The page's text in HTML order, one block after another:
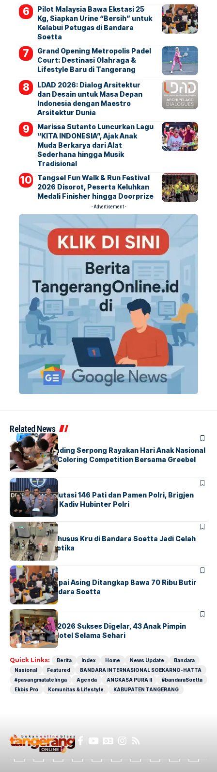
Pilot Malaysia Bawa Ekstasi 25
Kg, Siapkan Urine “Bersih” untuk
Kelabui Petugas di Bandara
Soetta
Grand Opening Metropolis Padel
Court: Destinasi Olahraga &
Lifestyle Baru di Tangerang
LDAD 2026: Dialog Arsitektur
dan Desain untuk Masa Depan
Indonesia dengan Maestro
Arsitektur Dunia
Marissa Sutanto Luncurkan Lagu
“KITA INDONESIA”, Ajak Anak
Muda Berkarya dari Alat
Sederhana hingga Musik
Tradisional
Tangsel Fun Walk & Run Festival
2026 Disorot, Peserta Keluhkan
Medali Finisher hingga Doorprize
- Advertisement -
Related News
BERITAINDEX
Atria Hotel Gading Serpong Rayakan Hari Anak Nasional
Lewat Family Coloring Competition Bersama Greebel
Indonesia
BERITA
Mabes Polri Mutasi 146 Pati dan Pamen Polri, Brigjen
Untung Jabat Kadiv Hubinter Polri
BANDARABERITA
Ketika Jalur Khusus Kru di Bandara Soetta Jadi Celah
Sindikat Narkotika
BANDARA BERITA
Kopilot Maskapai Asing Ditangkap Bawa 70 Ribu Butir
Ekstasi di Bandara Soetta
BERITAINDEX
GM For A Day 2026 Sukses Digelar, 43 Anak Pimpin
Operasional Hotel Selama Sehari
Quick Links: Berita Index Home News Update
Bandara
Nasional
Featured
BANDARA INTERNASIONAL SOEKARNO-HATTA
#pasangmatatelinga
Agenda ANGKASA PURA II
#bandaraSoetta
Ekbis Pro
Komunitas & Lifestyle KABUPATEN TANGERANG